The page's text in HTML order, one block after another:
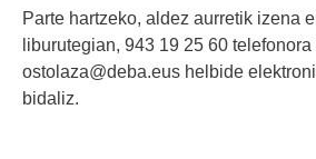
Parte hartzeko, aldez aurretik izena
liburutegian, 943 19 25 60
ostolaza@deba.eus helbide
bidaliz.